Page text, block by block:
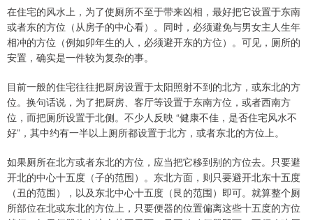
在住宅的风水上，为了使厕所不至于带来凶相，最好把它设置于东南
或者东的方位（从房子的中心看）。同时，必须避免与男女主人生年
相冲的方位（例如卯年生的人，必须避开东的方位）。可见，厕所的
安置，确实是一件较为复杂的事。
目前一般的住宅往往把厨房设置于太阳照射不到的北方，或东北的方
位。换句话说，为了把厨房、客厅等设置于东南方位，或者西南方
位，而把厕所设置于北侧。不少人反映 “健康不佳，是否住宅风水不
好”，其中约有一半以上厕所都设置于北方，或者东北的方位上。
如果厕所在北方或者东北的方位，应当把它移到别的方位去。只要避
开北的中心十五度（子的范围）。东北方面，则只要避开北东十五度
（丑的范围），以及东北中心十五度（艮的范围）即可。就算整个厕
所部位在北或东北的方位上，只要便器的位置偏离这些十五度的方位